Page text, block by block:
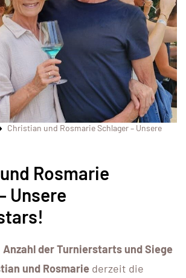
Christian und Rosmarie Schlager – Unsere
Rosmarie
Unsere
Anzahl der Turnierstarts und Siege
und Rosmarie derzeit die